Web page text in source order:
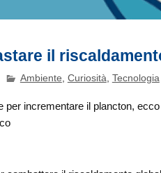
il
Ambiente Curiosità Tecnologia
incrementare il plancton,